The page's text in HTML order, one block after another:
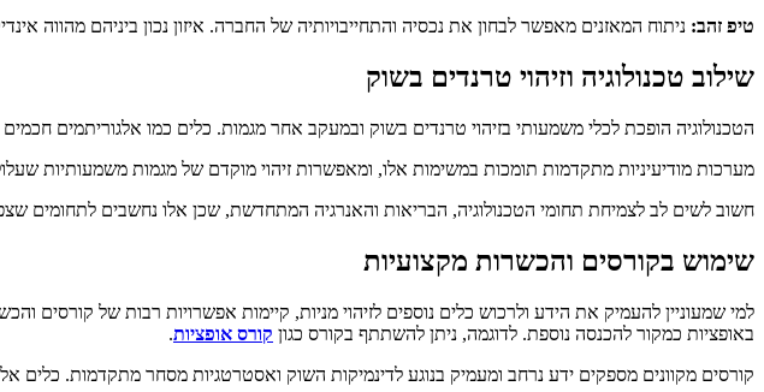
טיפ זהב: ניתוח המאזנים מאפשר לבחון את נכסיה והתחייבויותיה של החברה. איזון נכון ביניהם מהווה
שילוב טכנולוגיה וזיהוי טרנדים בשוק
הטכנולוגיה הופכת לכלי משמעותי בזיהוי טרנדים בשוק ובמעקב אחר מגמות. כלים כמו אלגוריתמים
מערכות מודיעיניות מתקדמות תומכות במשימות אלו, ומאפשרות זיהוי מוקדם של מגמות משמעותיות
חשוב לשים לב לצמיחת תחומי הטכנולוגיה, הבריאות והאנרגיה המתחדשת, שכן אלו נחשבים לתחומים
שימוש בקורסים והכשרות מקצועיות
למי שמעוניין להעמיק את הידע ולרכוש כלים נוספים לזיהוי מניות, קיימות אפשרויות רבות של
באופציות כמקור להכנסה נוספת. לדוגמה, ניתן להשתתף בקורס כגון קורס אופציות.
קורסים מקוונים מספקים ידע נרחב ומעמיק בנוגע לדינמיקות השוק ואסטרטגיות מסחר מתקדמות. כלים